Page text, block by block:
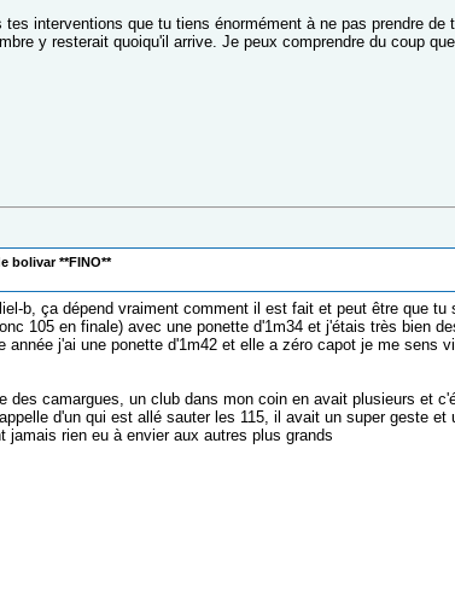
interventions que tu tiens énormément à ne pas prendre de
y resterait quoiqu'il arrive. Je peux comprendre du coup
bolivar **FINO**
b, ça dépend vraiment comment il est fait et peut être que
105 en finale) avec une ponette d'1m34 et j'étais très bien
année j'ai une ponette d'1m42 et elle a zéro capot je me sens
des camargues, un club dans mon coin en avait plusieurs et
d'un qui est allé sauter les 115, il avait un super geste
jamais rien eu à envier aux autres plus grands